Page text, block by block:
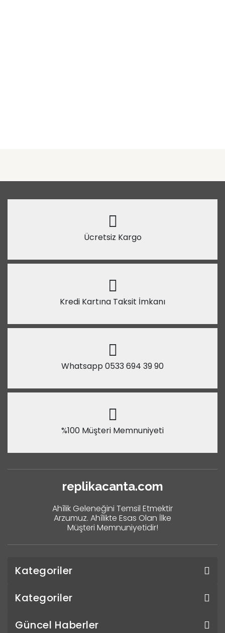
Ücretsiz Kargo
Kredi Kartına Taksit İmkanı
Whatsapp 0533 694 39 90
%100 Müşteri Memnuniyeti
replikacanta.com
Ahîlik Geleneğini Temsil Etmektir
Arzumuz. Ahîlikte Esas Olan İlke
Müşteri Memnuniyetidir!
Kategoriler
Kategoriler
Güncel Haberler